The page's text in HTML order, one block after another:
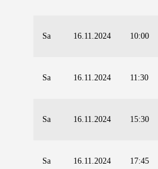
Sa 16.11.2024 10:00
Sa 16.11.2024 11:30
Sa 16.11.2024 15:30
Sa 16.11.2024 17:45